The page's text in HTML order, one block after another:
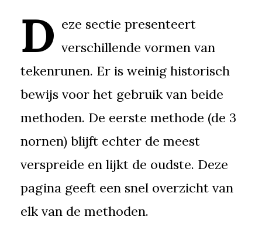
D eze sectie presenteert
verschillende vormen van
tekenrunen. Er is weinig historisch
bewijs voor het gebruik van beide
methoden. De eerste methode (de 3
nornen) blijft echter de meest
verspreide en lijkt de oudste. Deze
pagina geeft een snel overzicht van
elk van de methoden.